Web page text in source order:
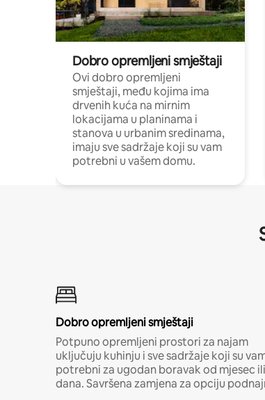
Dobro opremljeni smještaji
Ovi dobro opremljeni
smještaji, među kojima ima
drvenih kuća na mirnim
lokacijama u planinama i
stanova u urbanim sredinama,
imaju sve sadržaje koji su vam
potrebni u vašem domu.
Dobro opremljeni smještaji
Potpuno opremljeni prostori za najam
uključuju kuhinju i sve sadržaje koji su
potrebni za ugodan boravak od mjesec
dana. Savršena zamjena za opciju